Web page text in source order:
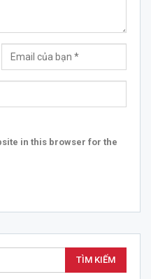
in this browser for the